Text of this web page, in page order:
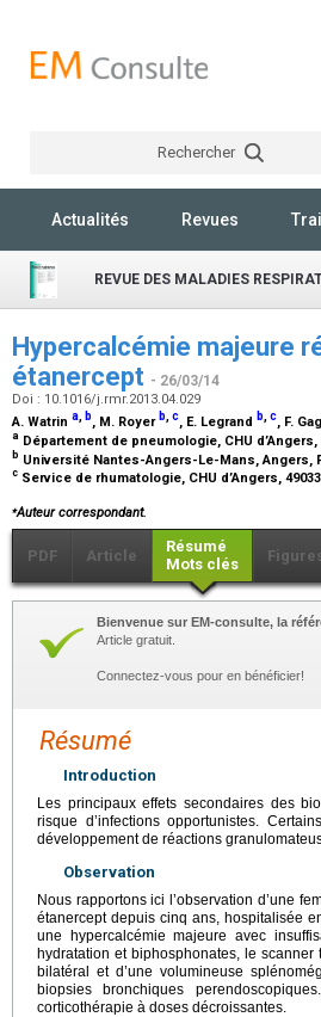
Rechercher
Actualités Revues
REVUE DES MALADIES
Hypercalcémie majeure
étanercept - 26/03/14
Doi : 10.1016/j.rmr.2013.04.029
A. Watrin a, b, M. Royer b,c, E. Legrand b,c, F.
a Département de pneumologie, CHU
b Université Nantes-Angers-Le-Mans, Angers,
c Service de rhumatologie, CHU d’Angers,
⁎Auteur correspondant.
PDF Article
Résumé
Mots clés
Bienvenue sur EM-consulte, la
Article gratuit.
Connectez-vous pour en bénéficier!
Résumé
Introduction
Les principaux effets secondaires des
risque d’infections opportunistes.
développement de réactions
Observation
Nous rapportons ici l’observation d’une
étanercept depuis cinq ans, hospitalisée
une hypercalcémie majeure avec
hydratation et biphosphonates, le
bilatéral et d’une volumineuse
biopsies bronchiques
corticothérapie à doses décroissantes.